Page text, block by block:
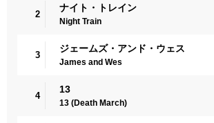
2
ナイト・トレイン
Night Train
3
ジェームズ・アンド・ウェス
James and Wes
4
13
13 (Death March)